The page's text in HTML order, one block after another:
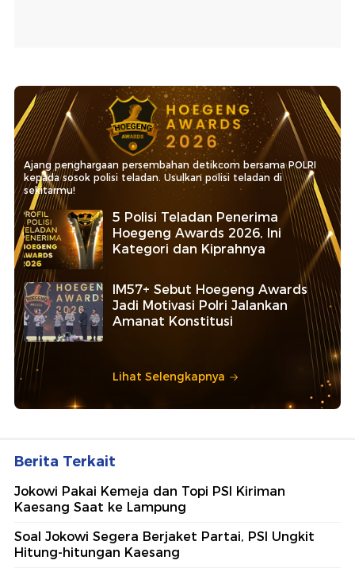
Ajang penghargaan persembahan detikcom bersama POLRI
kepada sosok polisi teladan. Usulkan polisi teladan di
sekitarmu!
5 Polisi Teladan Penerima
Hoegeng Awards 2026, Ini
Kategori dan Kiprahnya
IM57+ Sebut Hoegeng Awards
Jadi Motivasi Polri Jalankan
Amanat Konstitusi
Lihat Selengkapnya
Berita Terkait
Jokowi Pakai Kemeja dan Topi PSI Kiriman
Kaesang Saat ke Lampung
Soal Jokowi Segera Berjaket Partai, PSI Ungkit
Hitung-hitungan Kaesang